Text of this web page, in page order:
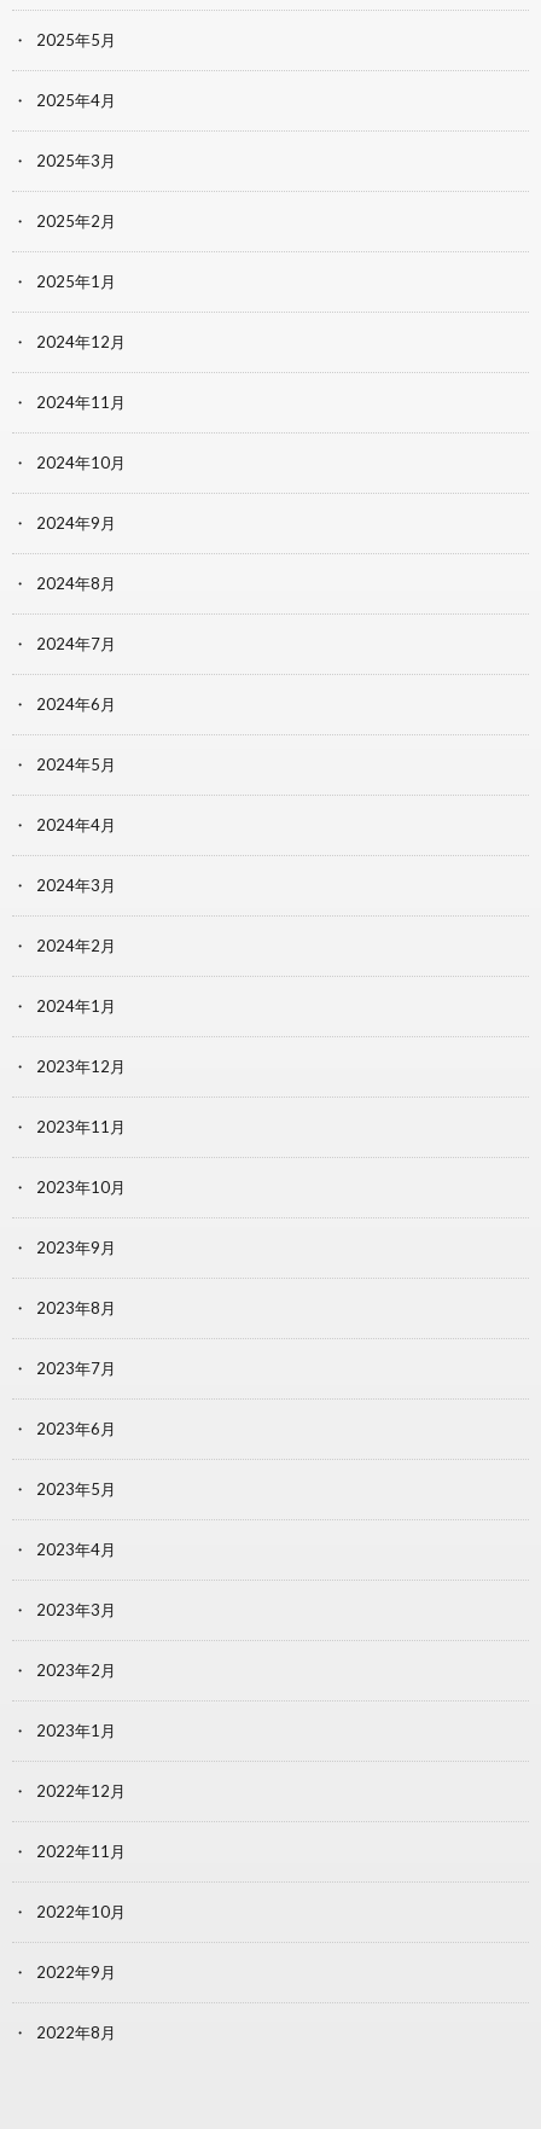
2025年5月
2025年4月
2025年3月
2025年2月
2025年1月
2024年12月
2024年11月
2024年10月
2024年9月
2024年8月
2024年7月
2024年6月
2024年5月
2024年4月
2024年3月
2024年2月
2024年1月
2023年12月
2023年11月
2023年10月
2023年9月
2023年8月
2023年7月
2023年6月
2023年5月
2023年4月
2023年3月
2023年2月
2023年1月
2022年12月
2022年11月
2022年10月
2022年9月
2022年8月